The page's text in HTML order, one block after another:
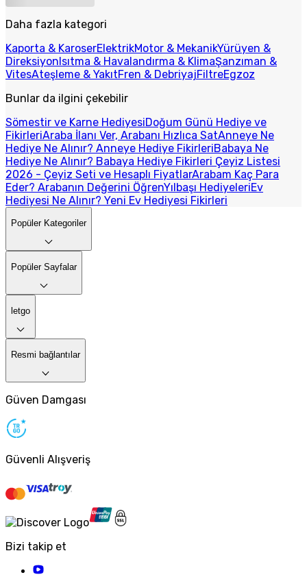
Daha fazla kategori
Kaporta & KaroserElektrikMotor & MekanikYürüyen &
DireksiyonIsıtma & Havalandırma & KlimaŞanzıman &
VitesAteşleme & YakıtFren & DebriyajFiltreEgzoz
Bunlar da ilgini çekebilir
Sömestir ve Karne HediyesiDoğum Günü Hediye ve
FikirleriAraba İlanı Ver, Arabanı Hızlıca SatAnneye Ne
Hediye Ne Alınır? Anneye Hediye FikirleriBabaya Ne
Hediye Ne Alınır? Babaya Hediye Fikirleri Çeyiz Listesi
2026 - Çeyiz Seti ve Hesaplı FiyatlarArabam Kaç Para
Eder? Arabanın Değerini ÖğrenYılbaşı HediyeleriEv
Hediyesi Ne Alınır? Yeni Ev Hediyesi Fikirleri
Popüler Kategoriler
Popüler Sayfalar
letgo
Resmi bağlantılar
Güven Damgası
Güvenli Alışveriş
Bizi takip et